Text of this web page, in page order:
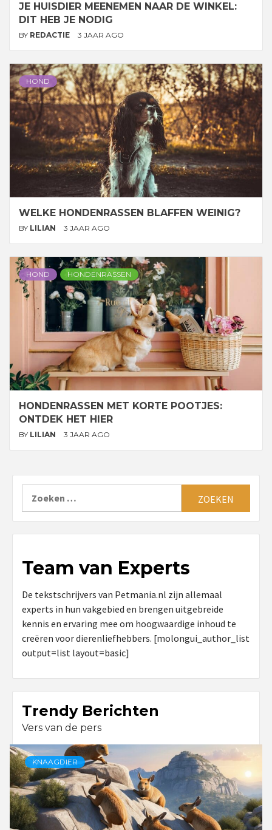
JE HUISDIER MEENEMEN NAAR DE WINKEL:
DIT HEB JE NODIG
BY REDACTIE 3 JAAR AGO
HOND
WELKE HONDENRASSEN BLAFFEN WEINIG?
BY LILIAN 3 JAAR AGO
HOND HONDENRASSEN
HONDENRASSEN MET KORTE POOTJES:
ONTDEK HET HIER
BY LILIAN 3 JAAR AGO
Team van Experts
De tekstschrijvers van Petmania.nl zijn allemaal
experts in hun vakgebied en brengen uitgebreide
kennis en ervaring mee om hoogwaardige inhoud te
creëren voor dierenliefhebbers. [molongui_author_list
output=list layout=basic]
Trendy Berichten
Vers van de pers
KNAAGDIER